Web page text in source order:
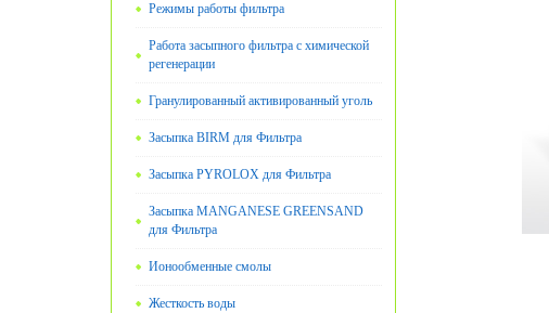
Режимы работы фильтра
Работа засыпного фильтра с химической
регенерации
Гранулированный активированный уголь
Засыпка BIRM для Фильтра
Засыпка PYROLOX для Фильтра
Засыпка MANGANESE GREENSAND
для Фильтра
Ионообменные смолы
Жесткость воды